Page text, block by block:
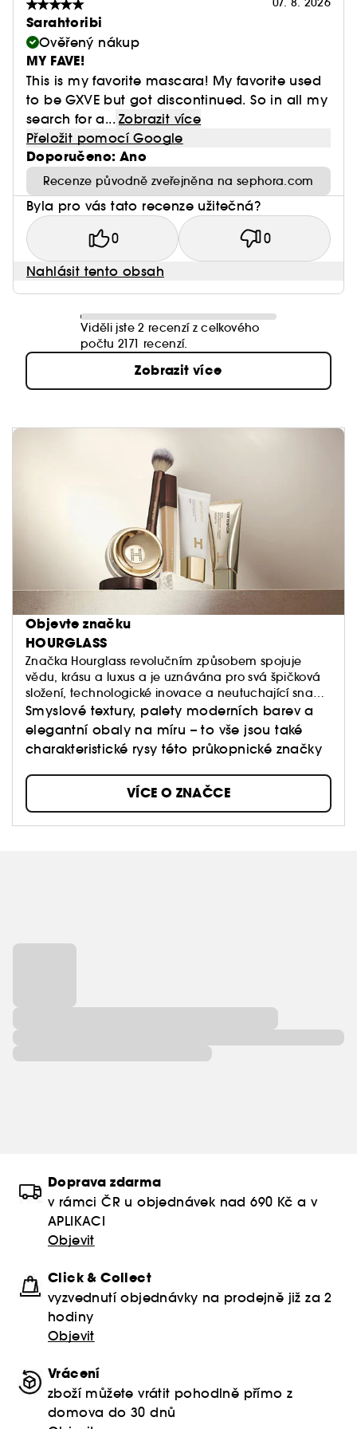
Sarahtoribi
Ověřený nákup
MY FAVE!
This is my favorite mascara! My favorite used
to be GXVE but got discontinued. So in all my
search for a... Zobrazit více
Přeložit pomocí Google
Doporučeno: Ano
Recenze původně zveřejněna na sephora.com
Byla pro vás tato recenze užitečná?
0 0
Nahlásit tento obsah
Viděli jste 2 recenzí z celkového
počtu 2171 recenzí.
Zobrazit více
Objevte značku
HOURGLASS
Značka Hourglass revolučním způsobem spojuje
vědu, krásu a luxus a je uznávána pro svá špičková
složení, technologické inovace a neutuchající snahu
o nalézání svých nových podob.
Smyslové textury, palety moderních barev a
elegantní obaly na míru – to vše jsou také
charakteristické rysy této průkopnické značky
VÍCE O ZNAČCE
Doprava zdarma
v rámci ČR u objednávek nad 690 Kč a v
APLIKACI
Objevit
Click & Collect
vyzvednutí objednávky na prodejně již za 2
hodiny
Objevit
Vrácení
zboží můžete vrátit pohodlně přímo z
domova do 30 dnů